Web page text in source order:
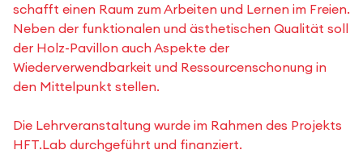
schafft einen Raum zum Arbeiten und Lernen im Freien.
Neben der funktionalen und ästhetischen Qualität soll
der Holz-Pavillon auch Aspekte der
Wiederverwendbarkeit und Ressourcenschonung in
den Mittelpunkt stellen.
Die Lehrveranstaltung wurde im Rahmen des Projekts
HFT.Lab durchgeführt und finanziert.